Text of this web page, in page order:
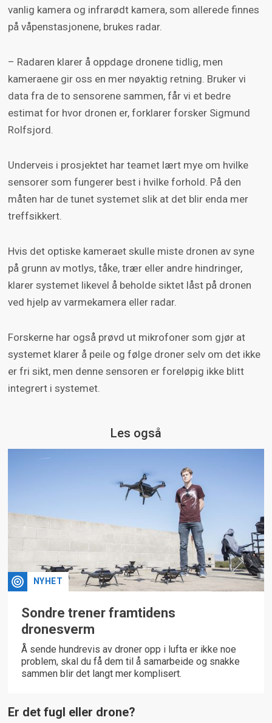
vanlig kamera og infrarødt kamera, som allerede finnes
på våpenstasjonene, brukes radar.
– Radaren klarer å oppdage dronene tidlig, men
kameraene gir oss en mer nøyaktig retning. Bruker vi
data fra de to sensorene sammen, får vi et bedre
estimat for hvor dronen er, forklarer forsker Sigmund
Rolfsjord.
Underveis i prosjektet har teamet lært mye om hvilke
sensorer som fungerer best i hvilke forhold. På den
måten har de tunet systemet slik at det blir enda mer
treffsikkert.
Hvis det optiske kameraet skulle miste dronen av syne
på grunn av motlys, tåke, trær eller andre hindringer,
klarer systemet likevel å beholde siktet låst på dronen
ved hjelp av varmekamera eller radar.
Forskerne har også prøvd ut mikrofoner som gjør at
systemet klarer å peile og følge droner selv om det ikke
er fri sikt, men denne sensoren er foreløpig ikke blitt
integrert i systemet.
Les også
NYHET
Sondre trener framtidens
dronesverm
Å sende hundrevis av droner opp i lufta er ikke noe
problem, skal du få dem til å samarbeide og snakke
sammen blir det langt mer komplisert.
Er det fugl eller drone?